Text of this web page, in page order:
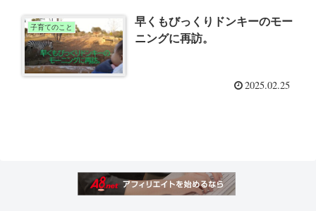
子育てのこと
早くもびっくりドンキーのモー
ニングに再訪。
2025.02.25